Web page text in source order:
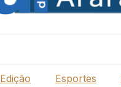
Edição Esportes